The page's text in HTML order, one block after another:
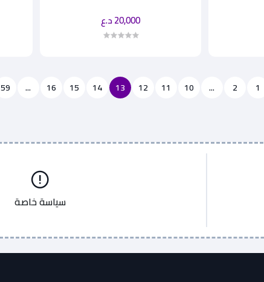
20,000 د.ع
1
2
...
10
11
12
13
14
15
16
...
59
سياسة خاصة